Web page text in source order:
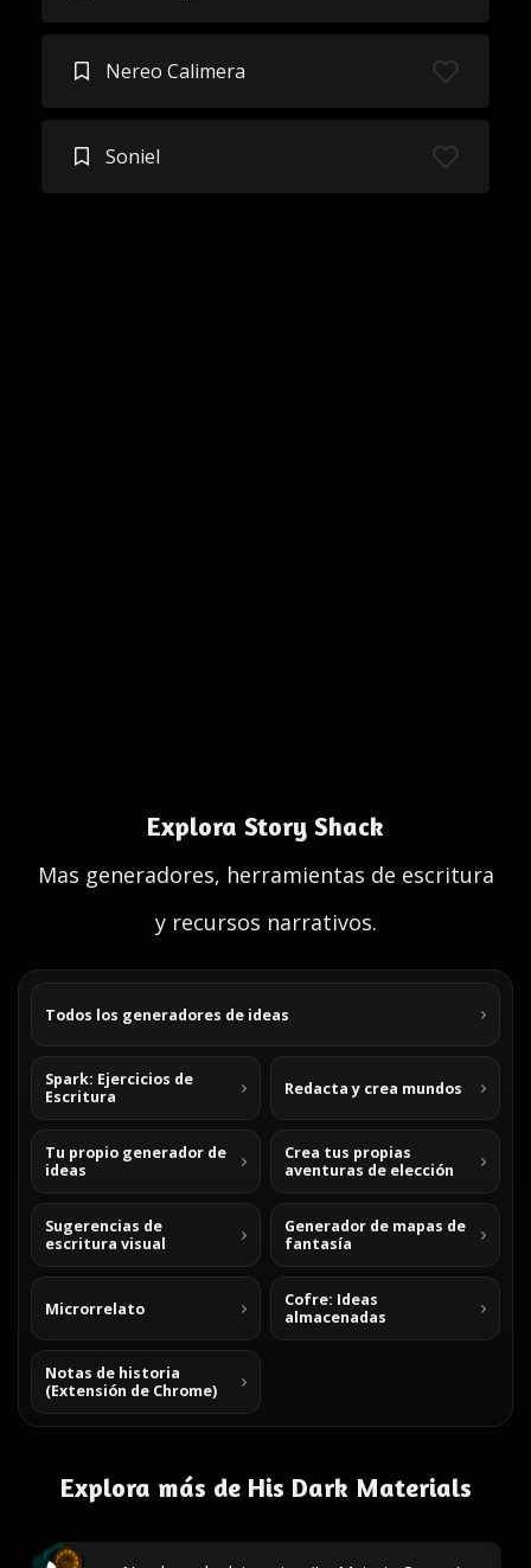
Nereo Calimera
Soniel
Explora Story Shack
Mas generadores, herramientas de escritura
y recursos narrativos.
Todos los generadores de ideas
Spark: Ejercicios de
Escritura
Redacta y crea mundos
Tu propio generador de
ideas
Crea tus propias
aventuras de elección
Sugerencias de
escritura visual
Generador de mapas de
fantasía
Microrrelato
Cofre: Ideas
almacenadas
Notas de historia
(Extensión de Chrome)
Explora más de His Dark Materials